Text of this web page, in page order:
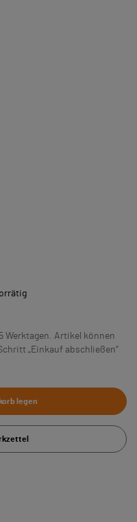
Werktagen. Artikel können
„Einkauf abschließen“
legen